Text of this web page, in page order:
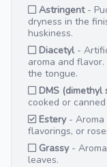
Astringent-
dryness in the
huskiness.
Diacetyl-
aroma and
the tongue.
DMS (dimethyl
cooked or
Estery- Aroma
flavorings, or
Grassy-
leaves.